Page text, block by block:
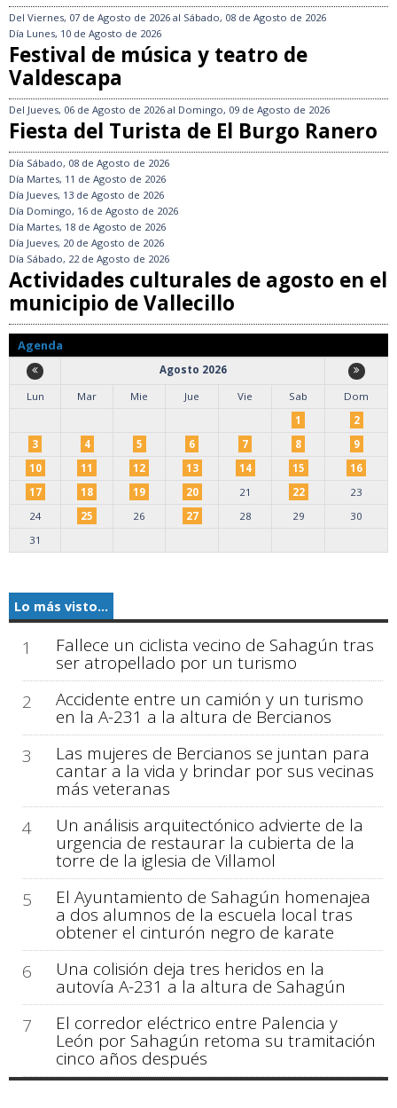
Del Viernes, 07 de Agosto de 2026 al Sábado, 08 de Agosto de 2026
Día Lunes, 10 de Agosto de 2026
Festival de música y teatro de
Valdescapa
Del Jueves, 06 de Agosto de 2026 al Domingo, 09 de Agosto de 2026
Fiesta del Turista de El Burgo Ranero
Día Sábado, 08 de Agosto de 2026
Día Martes, 11 de Agosto de 2026
Día Jueves, 13 de Agosto de 2026
Día Domingo, 16 de Agosto de 2026
Día Martes, 18 de Agosto de 2026
Día Jueves, 20 de Agosto de 2026
Día Sábado, 22 de Agosto de 2026
Actividades culturales de agosto en el
municipio de Vallecillo
Agenda
Agosto 2026
Lun
Mar Mie Jue Vie Sab
Dom
1
2
3
4 5 6 7 8
9
10
11 12 13 14 15
16
17
18 19 20 21 22
23
24
25 26 27 28 29
30
31
Lo más visto...
1 Fallece un ciclista vecino de Sahagún tras
ser atropellado por un turismo
2
Accidente entre un camión y un turismo
en la A-231 a la altura de Bercianos
3
Las mujeres de Bercianos se juntan para
cantar a la vida y brindar por sus vecinas
más veteranas
4
Un análisis arquitectónico advierte de la
urgencia de restaurar la cubierta de la
torre de la iglesia de Villamol
5
El Ayuntamiento de Sahagún homenajea
a dos alumnos de la escuela local tras
obtener el cinturón negro de karate
6
Una colisión deja tres heridos en la
autovía A-231 a la altura de Sahagún
7
El corredor eléctrico entre Palencia y
León por Sahagún retoma su tramitación
cinco años después